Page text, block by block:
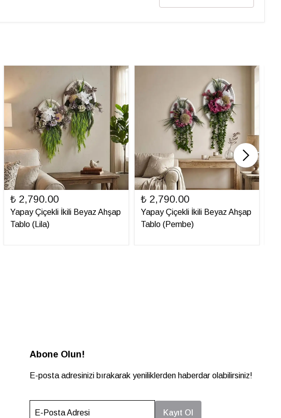
₺ 2,790.00
Yapay Çiçekli İkili Beyaz Ahşap
Tablo (Lila)
₺ 2,790.00
Yapay Çiçekli İkili Beyaz Ahşap
Tablo (Pembe)
Abone Olun!
E-posta adresinizi bırakarak yeniliklerden haberdar olabilirsiniz!
E-Posta Adresi Kayıt Ol